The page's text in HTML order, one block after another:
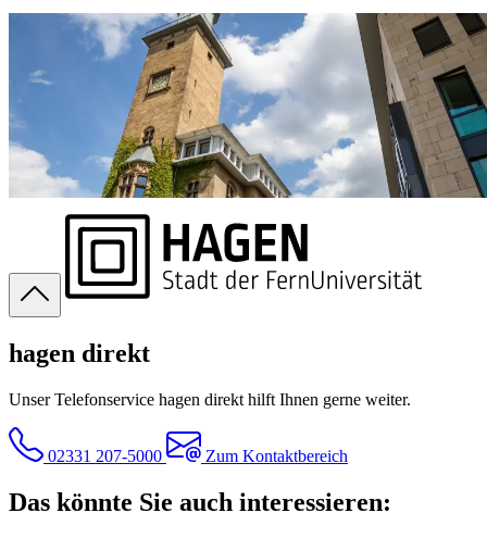
hagen direkt
Unser Telefonservice hagen direkt hilft Ihnen gerne weiter.
02331 207-5000 Zum Kontaktbereich
Das könnte Sie auch interessieren: